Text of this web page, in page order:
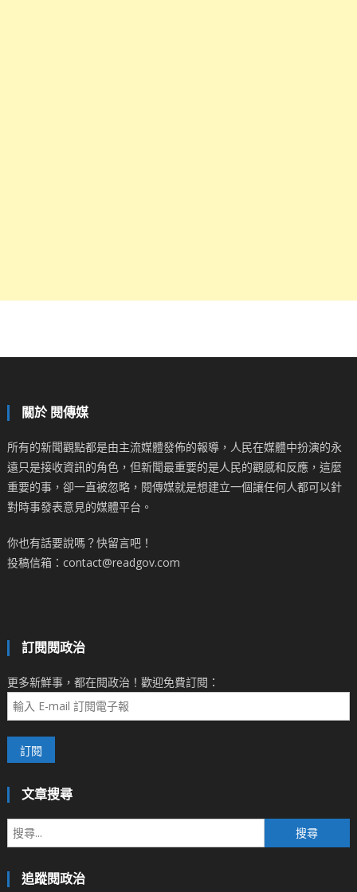
關於 閱傳媒
所有的新聞觀點都是由主流媒體發佈的報導，人民在媒體中扮演的永
遠只是接收資訊的角色，但新聞最重要的是人民的觀感和反應，這麼
重要的事，卻一直被忽略，閱傳媒就是想建立一個讓任何人都可以針
對時事發表意見的媒體平台。
你也有話要說嗎？快留言吧！
投稿信箱：contact@readgov.com
訂閱閱政治
更多新鮮事，都在閱政治！歡迎免費訂閱：
文章搜尋
尋
追蹤閱政治